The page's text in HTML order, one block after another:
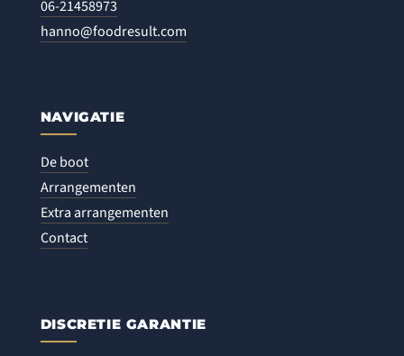
06-21458973
hanno@foodresult.com
NAVIGATIE
De boot
Arrangementen
Extra arrangementen
Contact
DISCRETIE GARANTIE